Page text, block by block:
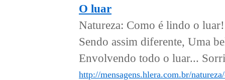
O luar
Natureza: Como é lindo o
Sendo assim diferente, Uma
Envolvendo todo o luar...
http://mensagens.hlera.com.br/